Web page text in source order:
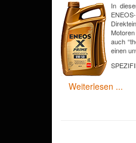
In
auch
einen
Weiterlesen ...